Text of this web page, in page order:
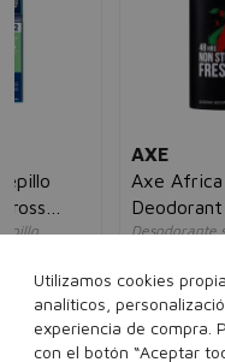
Axe Africa
Deodorant Spray
Desodorante spray
4,00€
150 ml
Utilizamos cookies
analíticos,
experiencia de compra.
con el botón “Aceptar